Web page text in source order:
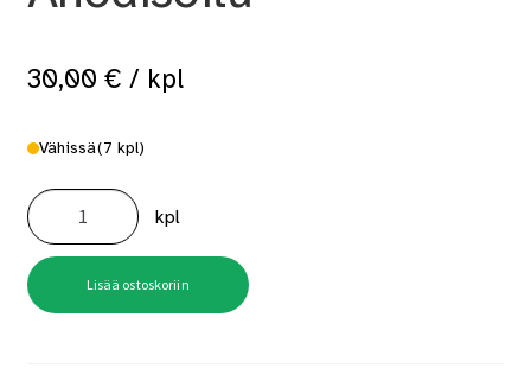
30,00 € / kpl
Vähissä(7 kpl)
B2
KE2
SaumalistaTarra
38mm
Kulta
Anodisoitu
määrä
kpl
Lisää ostoskoriin